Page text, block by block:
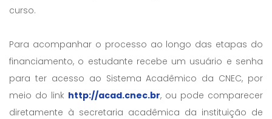
curso.
Para acompanhar o processo ao longo das etapas do
financiamento, o estudante recebe um usuário e senha
para ter acesso ao Sistema Acadêmico da CNEC, por
meio do link http://acad.cnec.br, ou pode comparecer
diretamente à secretaria acadêmica da instituição de